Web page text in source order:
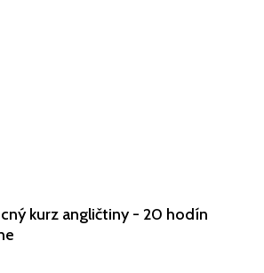
kurz angličtiny - 20 hodín